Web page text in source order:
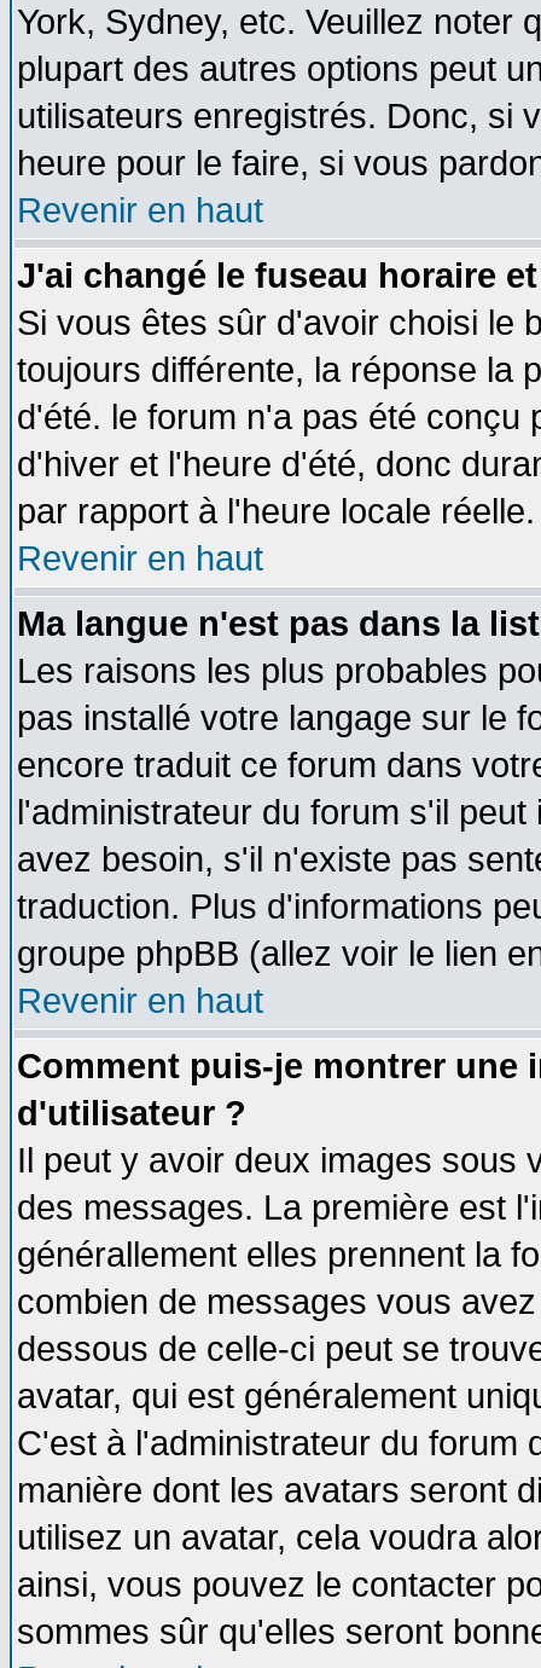
York, Sydney, etc. Veuillez noter
plupart des autres options peut
utilisateurs enregistrés. Donc, si
heure pour le faire, si vous
Revenir en haut
J'ai changé le fuseau horaire
Si vous êtes sûr d'avoir choisi le
toujours différente, la réponse la
d'été. le forum n'a pas été conçu
d'hiver et l'heure d'été, donc
par rapport à l'heure locale réelle.
Revenir en haut
Ma langue n'est pas dans la
Les raisons les plus probables
pas installé votre langage sur le
encore traduit ce forum dans
l'administrateur du forum s'il
avez besoin, s'il n'existe pas
traduction. Plus d'informations
groupe phpBB (allez voir le lien
Revenir en haut
Comment puis-je montrer une
d'utilisateur ?
Il peut y avoir deux images sous
des messages. La première est
générallement elles prennent la
combien de messages vous
dessous de celle-ci peut se
avatar, qui est généralement
C'est à l'administrateur du forum
manière dont les avatars seront
utilisez un avatar, cela voudra
ainsi, vous pouvez le contacter
sommes sûr qu'elles seront